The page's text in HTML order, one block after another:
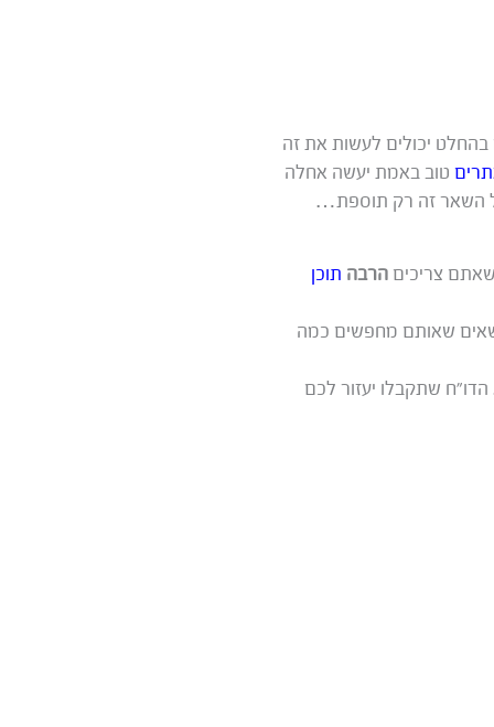
יכולים לעשות את זה
טוב באמת יעשה אחלה
השאר זה רק תוספת…
צריכים הרבה תוכן
שאותם מחפשים כמה
הדו”ח שתקבלו יעזור לכם